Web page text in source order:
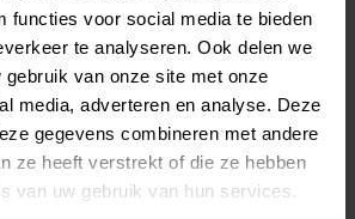
functies voor social media te bieden
te analyseren. Ook delen we
gebruik van onze site met onze
media, adverteren en analyse. Deze
gegevens combineren met andere
ze heeft verstrekt of die ze hebben
van uw gebruik van hun services.
34%